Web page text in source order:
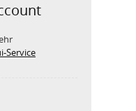
Service